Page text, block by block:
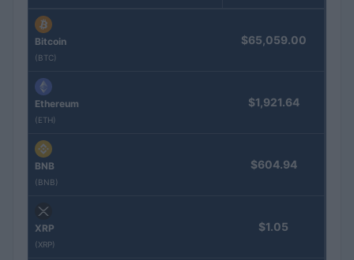
Bitcoin
(BTC)
$65,059.00
Ethereum
(ETH)
$1,921.64
BNB
(BNB)
$604.94
XRP
(XRP)
$1.05